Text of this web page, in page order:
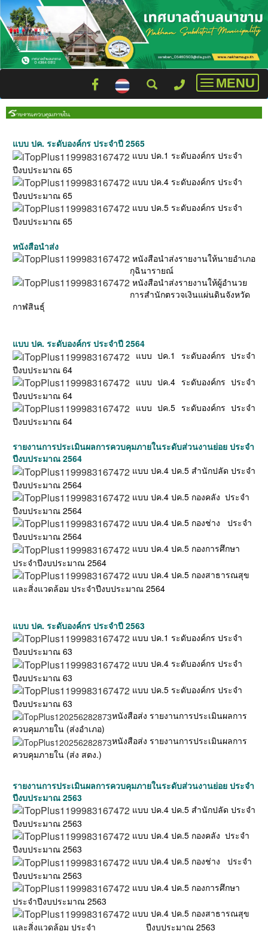
Toggle
MENU
แบบ ปค. ระดับองค์กร ประจำปี 2565
แบบ ปค.1 ระดับองค์กร ประจำ
ปีงบประมาณ 65
แบบ ปค.4 ระดับองค์กร ประจำ
ปีงบประมาณ 65
แบบ ปค.5 ระดับองค์กร ประจำ
ปีงบประมาณ 65
หนังสือนำส่ง
หนังสือนำส่งรายงานให้นายอำเภอ
กุฉินารายณ์
หนังสือนำส่งรายงานให้ผู้อำนวย
การสำนักตรวจเงินแผ่นดินจังหวัด
กาฬสินธุ์
แบบ ปค. ระดับองค์กร ประจำปี 2564
แบบ ปค.1 ระดับองค์กร ประจำ
ปีงบประมาณ 64
แบบ ปค.4 ระดับองค์กร ประจำ
ปีงบประมาณ 64
แบบ ปค.5 ระดับองค์กร ประจำ
ปีงบประมาณ 64
รายงานการประเมินผลการควบคุมภายในระดับส่วนงานย่อย ประจำ
ปีงบประมาณ 2564
แบบ ปค.4 ปค.5 สำนักปลัด ประจำ
ปีงบประมาณ 2564
แบบ ปค.4 ปค.5 กองคลัง ประจำ
ปีงบประมาณ 2564
แบบ ปค.4 ปค.5 กองช่าง ประจำ
ปีงบประมาณ 2564
แบบ ปค.4 ปค.5 กองการศึกษา
ประจำปีงบประมาณ 2564
แบบ ปค.4 ปค.5 กองสาธารณสุข
และสิ่งแวดล้อม ประจำปีงบประมาณ 2564
แบบ ปค. ระดับองค์กร ประจำปี 2563
แบบ ปค.1 ระดับองค์กร ประจำ
ปีงบประมาณ 63
แบบ ปค.4 ระดับองค์กร ประจำ
ปีงบประมาณ 63
แบบ ปค.5 ระดับองค์กร ประจำ
ปีงบประมาณ 63
หนังสือส่ง รายงานการประเมินผลการ
ควบคุมภายใน (ส่งอำเภอ)
หนังสือส่ง รายงานการประเมินผลการ
ควบคุมภายใน (ส่ง สตง.)
รายงานการประเมินผลการควบคุมภายในระดับส่วนงานย่อย ประจำ
ปีงบประมาณ 2563
แบบ ปค.4 ปค.5 สำนักปลัด ประจำ
ปีงบประมาณ 2563
แบบ ปค.4 ปค.5 กองคลัง ประจำ
ปีงบประมาณ 2563
แบบ ปค.4 ปค.5 กองช่าง ประจำ
ปีงบประมาณ 2563
แบบ ปค.4 ปค.5 กองการศึกษา
ประจำปีงบประมาณ 2563
แบบ ปค.4 ปค.5 กองสาธารณสุข
และสิ่งแวดล้อม ประจำ ปีงบประมาณ 2563